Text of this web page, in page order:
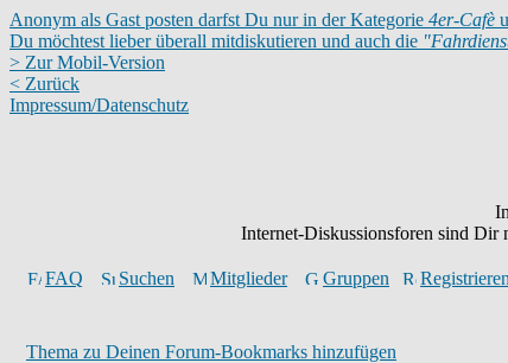
Anonym als Gast posten darfst Du nur in der Kategorie 4er-Cafè
Du möchtest lieber überall mitdiskutieren und auch die
> Zur Mobil-Version
< Zurück
Impressum/Datenschutz
Internet-Diskussionsforen sind Dir
FAQ Suchen Mitglieder Gruppen Registrieren
Thema zu Deinen Forum-Bookmarks hinzufügen